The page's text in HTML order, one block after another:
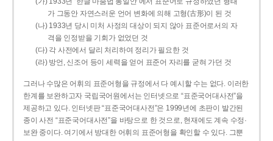
가 그동안 자연스러운 언어 변화에 의해 고형(古形)이 된 것
(나) 1933년 당시 미처 사정의 대상이 되지 않아 표준어로서의 자
격을 인정받을 기회가 없었던 것
(다) 각 사전에서 달리 처리하여 정리가 필요한 것
(라) 방언, 신조어 등이 세력을 얻어 표준어 자리를 굳혀 가던 것
그러나 수많은 어휘의 표준어형을 규정에서 다 예시할 수는 없다. 이러한
한계를 보완하고자 국립국어원에서는 인터넷으로 “표준국어대사전”을
제공하고 있다. 인터넷판 “표준국어대사전”은 1999년에 초판이 발간된
종이 사전 “표준국어대사전”을 바탕으로 한 것으로, 현재에도 계속 수정·
보완 중이다. 여기에서 방대한 어휘의 표준어형을 확인할 수 있다. 그뿐